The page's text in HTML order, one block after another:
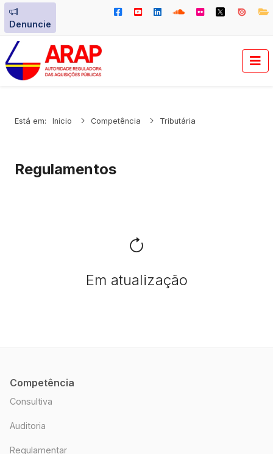
Denuncie
Está em: Inicio Competência Tributária
Regulamentos
Em atualização
Competência
Consultiva
Auditoria
Regulamentar